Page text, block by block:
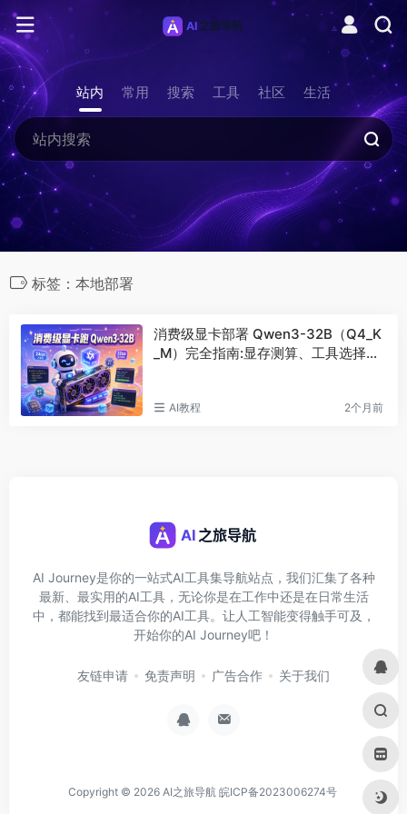
站内 常用 搜索 工具 社区 生活
标签：本地部署
消费级显卡部署 Qwen3-32B（Q4_K
_M）完全指南:显存测算、工具选择与
AI教程 2个月前
AI Journey是你的一站式AI工具集导航站点，我们汇集了各种
最新、最实用的AI工具，无论你是在工作中还是在日常生活
中，都能找到最适合你的AI工具。让人工智能变得触手可及，
开始你的AI Journey吧！
友链申请 免责声明 广告合作 关于我们
Copyright © 2026 AI之旅导航 皖ICP备2023006274号